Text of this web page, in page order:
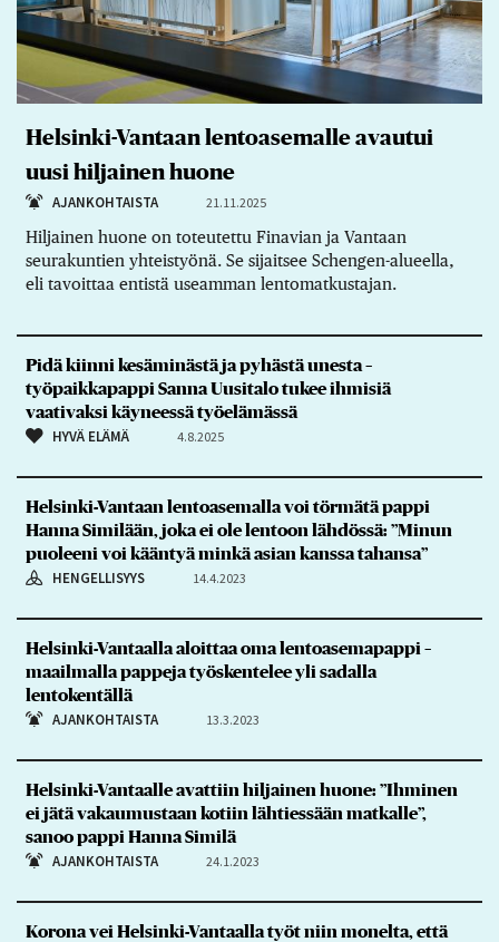
Helsinki-Vantaan lentoasemalle avautui
uusi hiljainen huone
AJANKOHTAISTA 21.11.2025
Hiljainen huone on toteutettu Finavian ja Vantaan
seurakuntien yhteistyönä. Se sijaitsee Schengen-alueella,
eli tavoittaa entistä useamman lentomatkustajan.
Pidä kiinni kesäminästä ja pyhästä unesta –
työpaikkapappi Sanna Uusitalo tukee ihmisiä
vaativaksi käyneessä työelämässä
HYVÄ ELÄMÄ 4.8.2025
Helsinki-Vantaan lentoasemalla voi törmätä pappi
Hanna Similään, joka ei ole lentoon lähdössä: ”Minun
puoleeni voi kääntyä minkä asian kanssa tahansa”
HENGELLISYYS 14.4.2023
Helsinki-Vantaalla aloittaa oma lentoasemapappi –
maailmalla pappeja työskentelee yli sadalla
lentokentällä
AJANKOHTAISTA 13.3.2023
Helsinki-Vantaalle avattiin hiljainen huone: ”Ihminen
ei jätä vakaumustaan kotiin lähtiessään matkalle”,
sanoo pappi Hanna Similä
AJANKOHTAISTA 24.1.2023
Korona vei Helsinki-Vantaalla työt niin monelta, että